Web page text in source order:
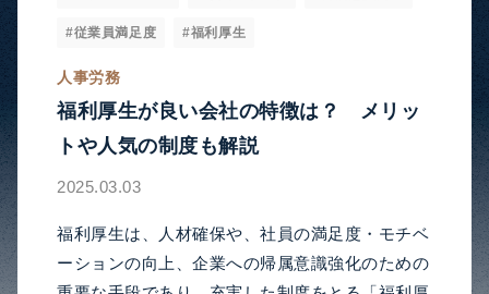
#従業員満足度 #福利厚生
人事労務
福利厚生が良い会社の特徴は？ メリッ
トや人気の制度も解説
2025.03.03
福利厚生は、人材確保や、社員の満足度・モチベ
ーションの向上、企業への帰属意識強化のための